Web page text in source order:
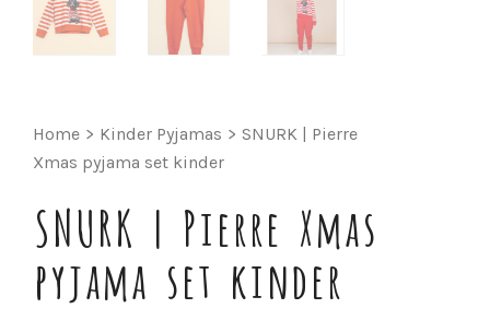
Home > Kinder Pyjamas > SNURK | Pierre
Xmas pyjama set kinder
SNURK | Pierre Xmas
pyjama set kinder